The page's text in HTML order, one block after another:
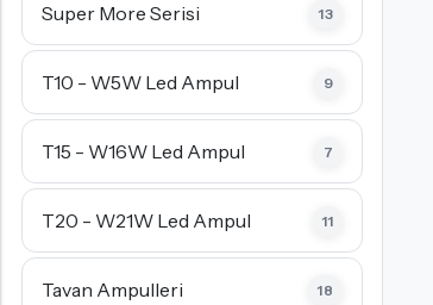
Super More Serisi 13
T10 - W5W Led Ampul 9
T15 - W16W Led Ampul 7
T20 - W21W Led Ampul 11
Tavan Ampulleri 18